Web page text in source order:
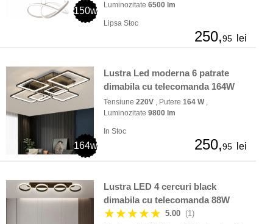
150w
Luminozitate 6500 lm
Lipsa Stoc
250,95 lei
164w
Lustra Led moderna 6 patrate
dimabila cu telecomanda 164W
Tensiune 220V , Putere 164 W,
Luminozitate 9800 lm
In Stoc
250,95 lei
Lustra LED 4 cercuri black
dimabila cu telecomanda 88W
★★★★★ 5.00 (1)